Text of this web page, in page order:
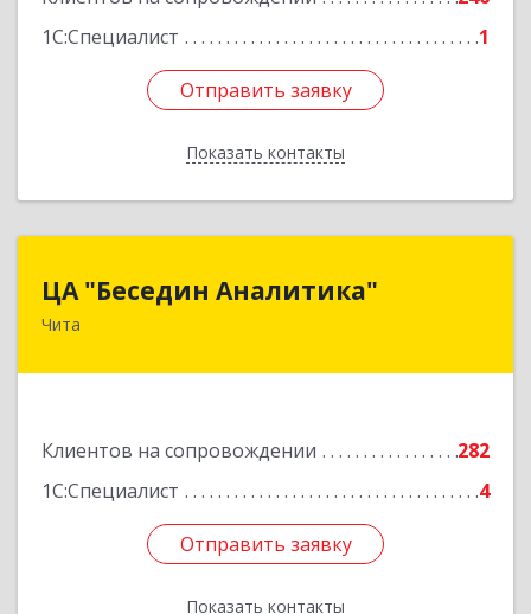
1С:Специалист
1
Отправить заявку
Показать контакты
Отправить заявку
Назад
ЦА "Беседин Аналитика"
Чита
Клиентов на сопровождении
282
1С:Специалист
4
Отправить заявку
Показать контакты
Отправить заявку
Назад